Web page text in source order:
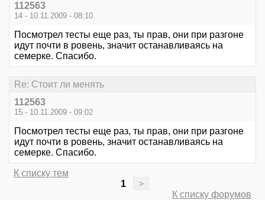
112563
14 - 10.11.2009 - 08:10
Посмотрел тесты еще раз, ты прав, они при разгоне
идут почти в ровень, значит останавливаясь на
семерке. Спасибо.
Re: Стоит ли менять
112563
15 - 10.11.2009 - 09:02
Посмотрел тесты еще раз, ты прав, они при разгоне
идут почти в ровень, значит останавливаясь на
семерке. Спасибо.
К списку тем
1
>
К списку форумов